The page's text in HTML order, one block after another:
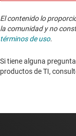
El contenido lo
la comunidad y no
términos de uso.
Si tiene alguna
productos de TI,